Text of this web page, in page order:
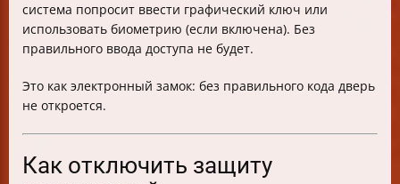
система попросит ввести графический ключ или
использовать биометрию (если включена). Без
правильного ввода доступа не будет.
Это как электронный замок: без правильного кода дверь
не откроется.
Как отключить защиту